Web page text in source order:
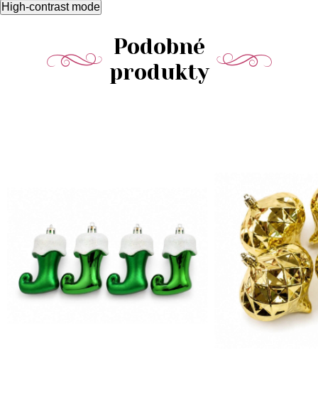
High-contrast mode
Podobné
produkty